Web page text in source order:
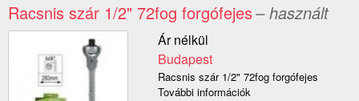
Racsnis szár 1/2" 72fog forgófejes– használt
Ár nélkül
Budapest
Racsnis szár 1/2" 72fog forgófejes
További információk